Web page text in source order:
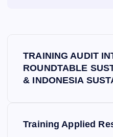
TRAINING AUDIT
ROUNDTABLE
& INDONESIA
Training Applied